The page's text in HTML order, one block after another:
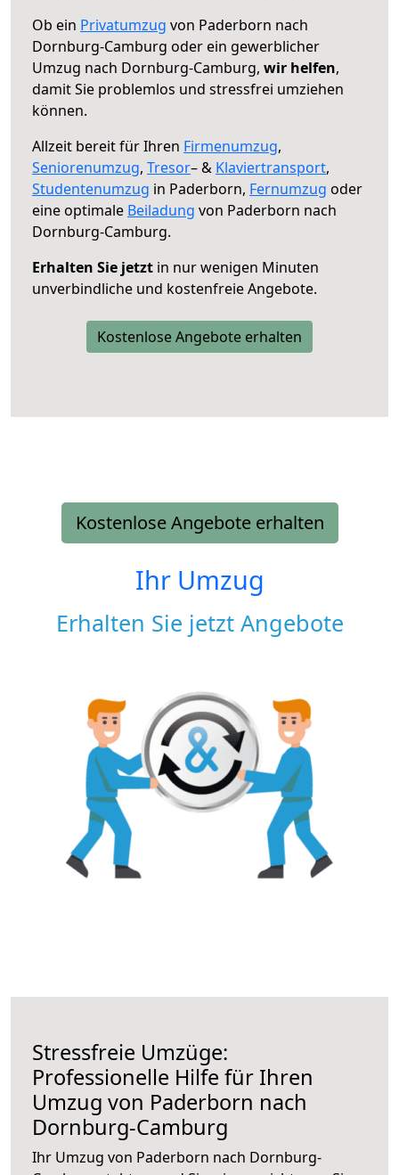
Ob ein Privatumzug von Paderborn nach
Dornburg-Camburg oder ein gewerblicher
Umzug nach Dornburg-Camburg, wir helfen,
damit Sie problemlos und stressfrei umziehen
können.
Allzeit bereit für Ihren Firmenumzug,
Seniorenumzug, Tresor– & Klaviertransport,
Studentenumzug in Paderborn, Fernumzug oder
eine optimale Beiladung von Paderborn nach
Dornburg-Camburg.
Erhalten Sie jetzt in nur wenigen Minuten
unverbindliche und kostenfreie Angebote.
Kostenlose Angebote erhalten
Kostenlose Angebote erhalten
Ihr Umzug
Erhalten Sie jetzt Angebote
Stressfreie Umzüge:
Professionelle Hilfe für Ihren
Umzug von Paderborn nach
Dornburg-Camburg
Ihr Umzug von Paderborn nach Dornburg-